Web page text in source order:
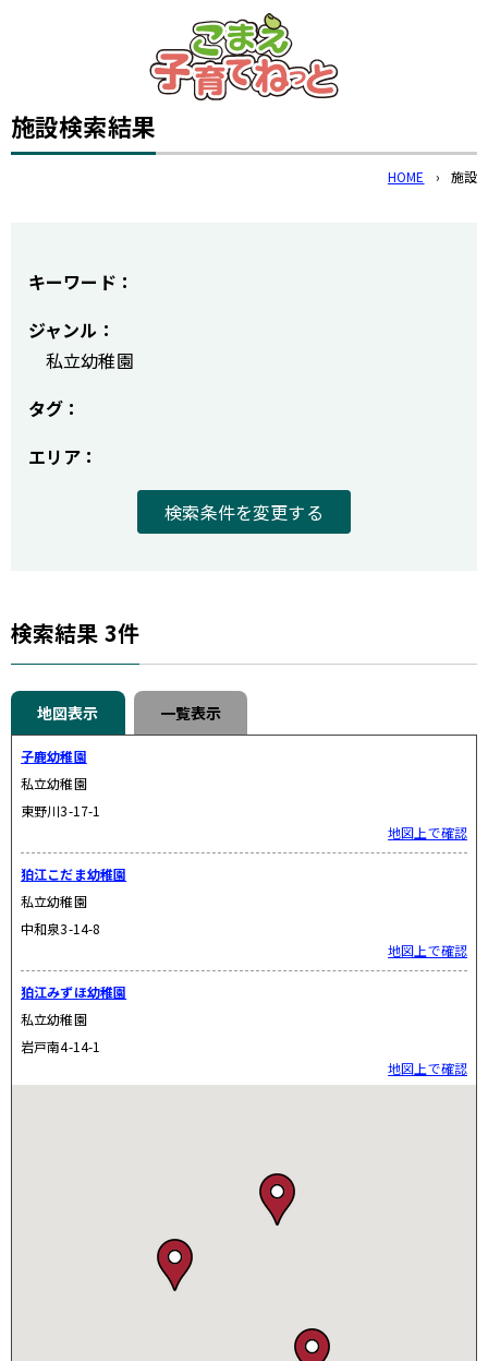
このページの本文へ
施設検索結果
HOME › 施設
キーワード：
ジャンル：
私立幼稚園
タグ：
エリア：
検索条件を変更する
検索結果 3件
地図表示 一覧表示
子鹿幼稚園
私立幼稚園
東野川3-17-1
地図上で確認
狛江こだま幼稚園
私立幼稚園
中和泉3-14-8
地図上で確認
狛江みずほ幼稚園
私立幼稚園
岩戸南4-14-1
地図上で確認